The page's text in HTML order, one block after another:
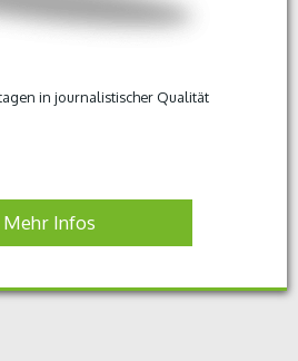
in journalistischer Qualität
Mehr Infos